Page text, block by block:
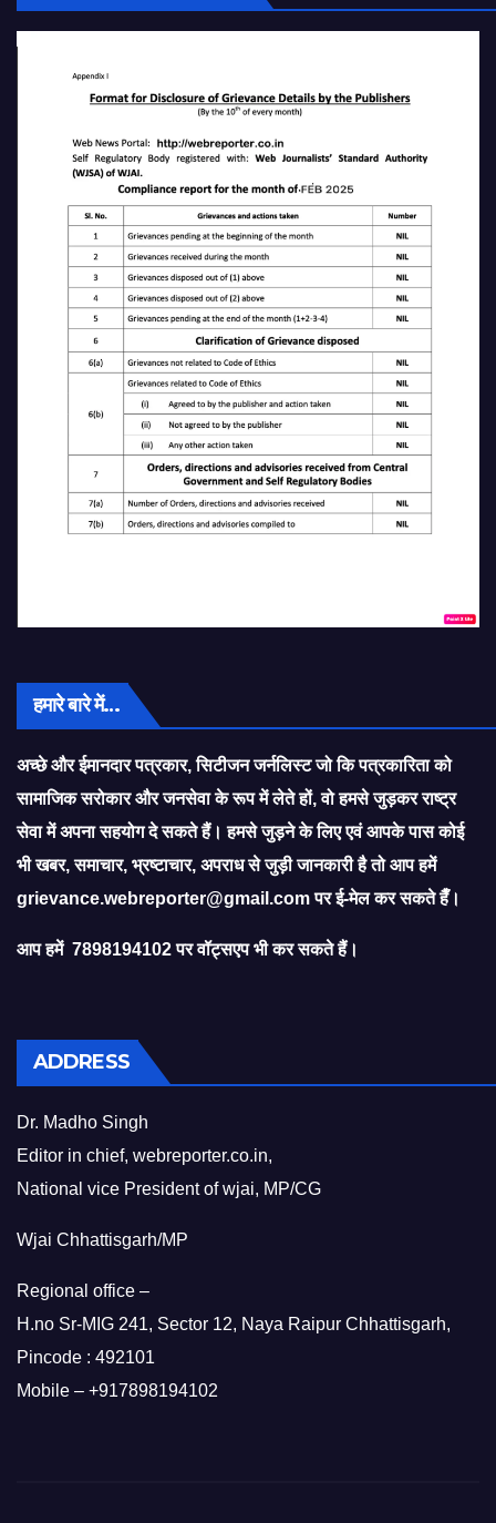
हमारे बारे में…
अच्छे और ईमानदार पत्रकार, सिटीजन जर्नलिस्ट जो कि पत्रकारिता को
सामाजिक सरोकार और जनसेवा के रूप में लेते हों, वो हमसे जुड़कर राष्ट्र
सेवा में अपना सहयोग दे सकते हैं। हमसे जुड़ने के लिए एवं आपके पास कोई
भी खबर, समाचार, भ्रष्टाचार, अपराध से जुड़ी जानकारी है तो आप हमें
grievance.webreporter@gmail.comपर ई-मेल कर सकते हैँ।
आप हमें 7898194102 पर वॉट्सएप भी कर सकते हैं।
ADDRESS
Dr. Madho Singh
Editor in chief, webreporter.co.in,
National vice President of wjai, MP/CG
Wjai Chhattisgarh/MP
Regional office –
H.no Sr-MIG 241, Sector 12, Naya Raipur Chhattisgarh,
Pincode : 492101
Mobile – +917898194102